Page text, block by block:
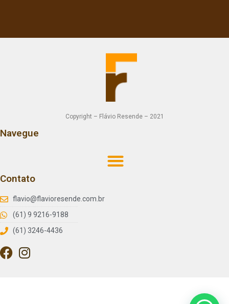
Copyright – Flávio Resende – 2021
Navegue
Contato
flavio@flavioresende.com.br
(61) 9 9216-9188
(61) 3246-4436